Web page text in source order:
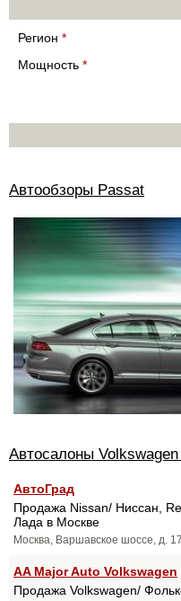
Регион *
Мощность *
Автообзоры Passat
Автосалоны
АвтоГрад
Продажа Nissan/ Ниссан,
Лада в Москве
Москва, Варшавское шоссе, д.
AA Major Auto Volkswagen
Продажа Volkswagen/